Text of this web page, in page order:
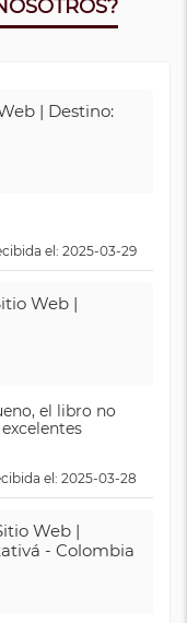
| Destino:
el: 2025-03-29
Web |
el libro no
el: 2025-03-28
Web |
- Colombia